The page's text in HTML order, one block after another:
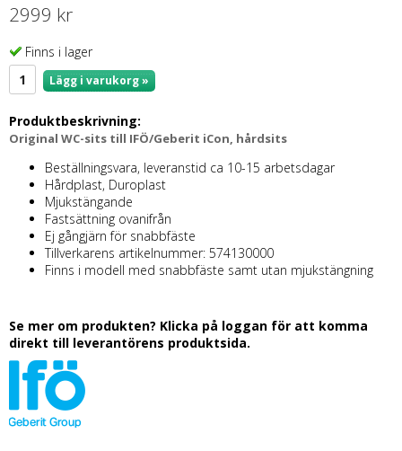
2999 kr
Finns i lager
Lägg i varukorg »
Produktbeskrivning:
Original WC-sits till IFÖ/Geberit iCon, hårdsits
Beställningsvara, leveranstid ca 10-15 arbetsdagar
Hårdplast, Duroplast
Mjukstängande
Fastsättning ovanifrån
Ej gångjärn för snabbfäste
Tillverkarens artikelnummer: 574130000
Finns i modell med snabbfäste samt utan mjukstängning
Se mer om produkten? Klicka på loggan för att komma
direkt till leverantörens produktsida.